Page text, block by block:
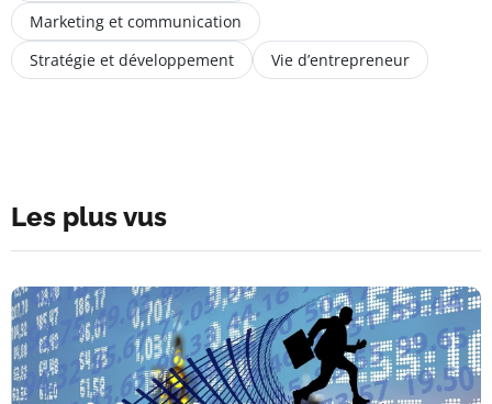
Marketing et communication
Stratégie et développement
Vie d’entrepreneur
Les plus vus